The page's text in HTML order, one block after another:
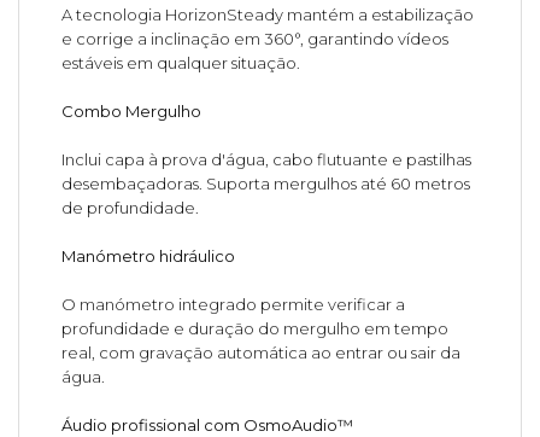
A tecnologia HorizonSteady mantém a estabilização
e corrige a inclinação em 360°, garantindo vídeos
estáveis em qualquer situação.
Combo Mergulho
Inclui capa à prova d'água, cabo flutuante e pastilhas
desembaçadoras. Suporta mergulhos até 60 metros
de profundidade.
Manómetro hidráulico
O manómetro integrado permite verificar a
profundidade e duração do mergulho em tempo
real, com gravação automática ao entrar ou sair da
água.
Áudio profissional com OsmoAudio™